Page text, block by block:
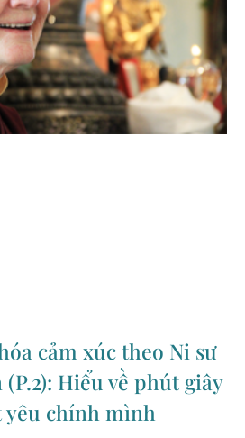
cảm xúc theo Ni sư
Hiểu về phút giây
chính mình